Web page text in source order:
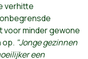
verhitte
minder gewone
op. "Jonge gezinnen
een